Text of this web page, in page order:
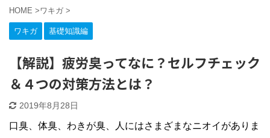
HOME >ワキガ >
ワキガ 基礎知識編
【解説】疲労臭ってなに？セルフチェック
＆４つの対策方法とは？
2019年8月28日
口臭、体臭、わきが臭、人にはさまざまなニオイがありま